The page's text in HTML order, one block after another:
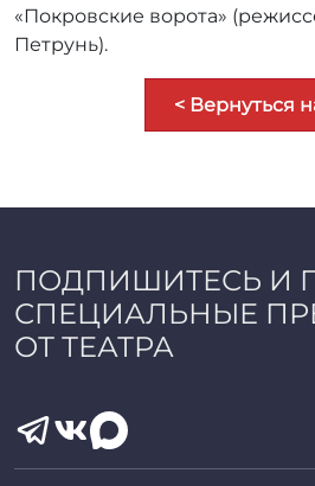
«Покровские ворота»
Петрунь).
< Вернуться
ПОДПИШИТЕСЬ И
СПЕЦИАЛЬНЫЕ
ОТ ТЕАТРА